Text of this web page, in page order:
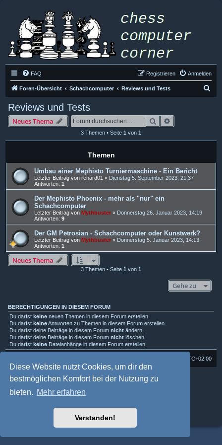
Diese Website nutzt Cookies, um dir den
bestmöglichen Komfort bei der Nutzung zu
bieten. Mehr erfahren
Verstanden!
FAQ Anmelden
Registrieren
Foren-Übersicht Schachcomputer Reviews und Tests
Reviews und Tests
Neues Thema Suche
3 Themen • Seite 1 von 1
Themen
Umbau einer Mephisto Turniermaschine - Ein Bericht
Letzter Beitrag von renard01 « Dienstag 5. September 2023, 21:37
Antworten: 1
Der Mephisto Phoenix - mehr als "nur" ein
Schachcomputer
Letzter Beitrag von Mythbuster « Donnerstag 26. Januar 2023, 14:19
Antworten: 9
Der GM Petrosian - Schachcomputer oder Kunstwerk?
Letzter Beitrag von Mythbuster « Donnerstag 5. Januar 2023, 14:13
Antworten: 1
Neues Thema
3 Themen • Seite 1 von 1
Gehe zu
BERECHTIGUNGEN IN DIESEM FORUM
Du darfst keine neuen Themen in diesem Forum erstellen.
Du darfst keineAntworten zu Themen in diesem Forum erstellen.
Du darfst deine Beiträge in diesem Forum nicht ändern.
Du darfst deine Beiträge in diesem Forum nicht löschen.
Du darfst keine Dateianhänge in diesem Forum erstellen.
UTC+02:00
Powered byphpBB ® Forum Software © phpBB Limited
Style: Multi Design by Joyce&Luna
Datenschutz|Nutzungsbedingungen